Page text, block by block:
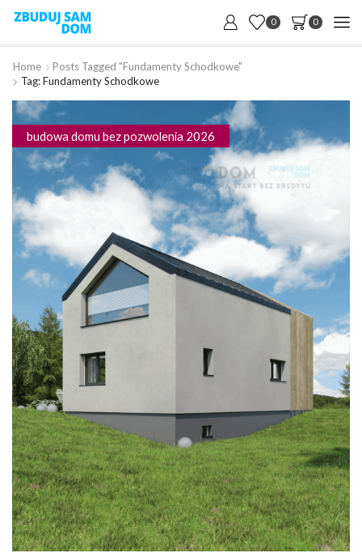
0 0
Home
Posts Tagged "fundamenty Schodkowe"
Tag: Fundamenty Schodkowe
budowa domu bez pozwolenia 2026